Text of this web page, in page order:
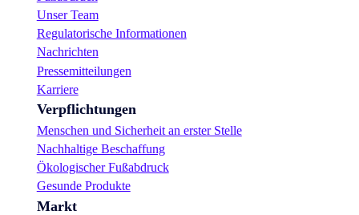
Unser Team
Regulatorische Informationen
Nachrichten
Pressemitteilungen
Karriere
Verpflichtungen
Menschen und Sicherheit an erster Stelle
Nachhaltige Beschaffung
Ökologischer Fußabdruck
Gesunde Produkte
Markt